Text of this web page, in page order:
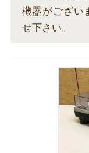
機器がござい
せ下さい。